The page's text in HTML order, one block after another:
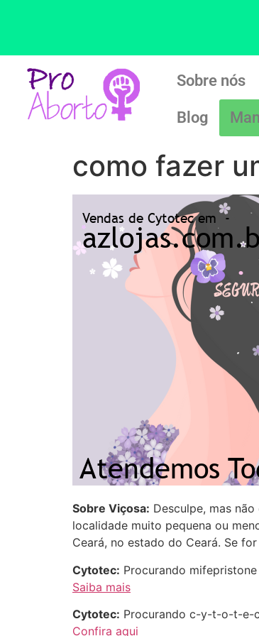
Sobre nós
Blog
como fazer
Sobre Viçosa: Desculpe, mas
localidade muito pequena ou
Ceará, no estado do Ceará. Se
Cytotec: Procurando
Saiba mais
Cytotec: Procurando c-y-t-o-t-e-
Confira aqui